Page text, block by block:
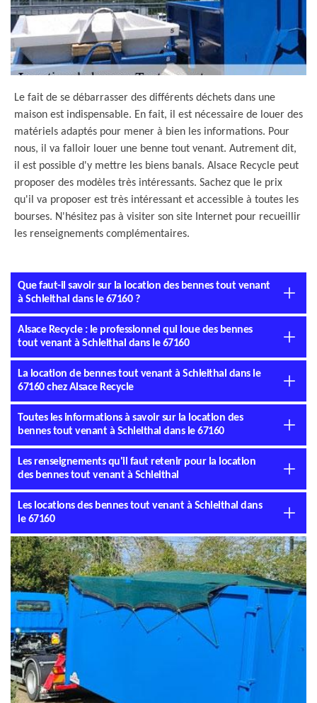
Le fait de se débarrasser des différents déchets dans une
maison est indispensable. En fait, il est nécessaire de louer des
matériels adaptés pour mener à bien les informations. Pour
nous, il va falloir louer une benne tout venant. Autrement dit,
il est possible d'y mettre les biens banals. Alsace Recycle peut
proposer des modèles très intéressants. Sachez que le prix
qu'il va proposer est très intéressant et accessible à toutes les
bourses. N'hésitez pas à visiter son site Internet pour recueillir
les renseignements complémentaires.
Que faut-il savoir sur la location des bennes tout venant
à Schleithal dans le 67160 ?
Alsace Recycle : le professionnel qui loue des bennes
tout venant à Schleithal dans le 67160
La location de bennes tout venant à Schleithal dans le
67160 chez Alsace Recycle
Toutes les informations à savoir sur la location des
bennes tout venant à Schleithal dans le 67160
Les renseignements qu'il faut retenir pour la location
des bennes tout venant à Schleithal
Les locations des bennes tout venant à Schleithal dans
le 67160